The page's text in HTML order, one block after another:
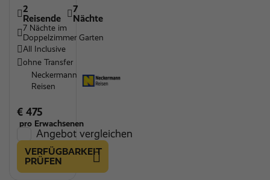
2
Reisende
7
Nächte
7 Nächte im
Doppelzimmer Garten
All Inclusive
ohne Transfer
Neckermann
Reisen
€ 475
pro Erwachsenen
Angebot vergleichen
VERFÜGBARKEIT
PRÜFEN